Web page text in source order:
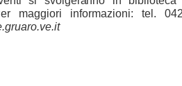
maggiori informazioni: tel.